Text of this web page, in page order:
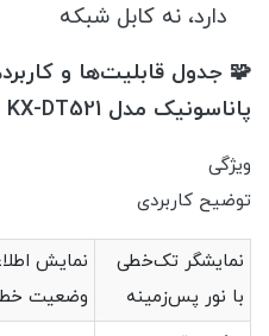
دارد، نه کابل شبکه
🧩 جدول قابلیت‌ها و
پاناسونیک مدل KX-DT521
توضیح کاربردی
نمایشگر تک‌خطی
با نور پس‌زمینه
نمایش
وضعیت خط